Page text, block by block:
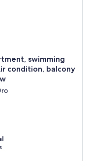
swimming
condition, balcony